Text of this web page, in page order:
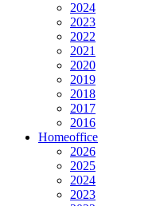
2024
2023
2022
2021
2020
2019
2018
2017
2016
Homeoffice
2026
2025
2024
2023